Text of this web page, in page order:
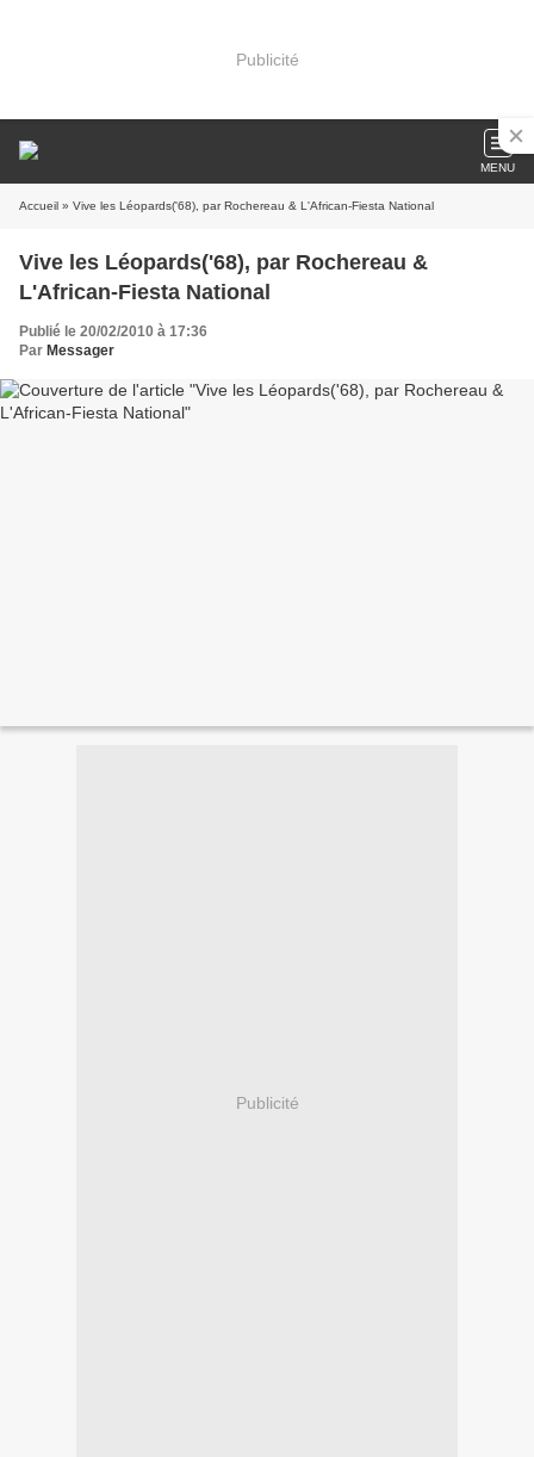
Publicité
MENU
Accueil » Vive les Léopards('68), par Rochereau & L'African-Fiesta National
Vive les Léopards('68), par Rochereau &
L'African-Fiesta National
Publié le 20/02/2010 à 17:36
Par Messager
Publicité